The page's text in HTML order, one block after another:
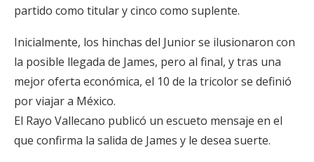
partido como titular y cinco como suplente.
Inicialmente, los hinchas del Junior se ilusionaron con
la posible llegada de James, pero al final, y tras una
mejor oferta económica, el 10 de la tricolor se definió
por viajar a México.
El Rayo Vallecano publicó un escueto mensaje en el
que confirma la salida de James y le desea suerte.